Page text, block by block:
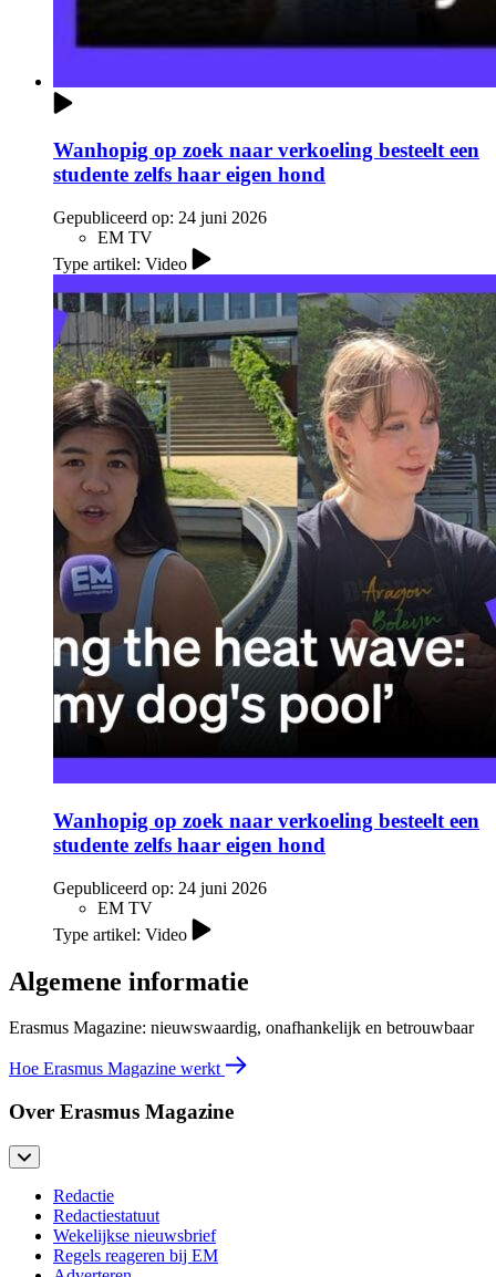
Wanhopig op zoek naar verkoeling besteelt een
studente zelfs haar eigen hond
Gepubliceerd op: 24 juni 2026
EM TV
Type artikel: Video
Wanhopig op zoek naar verkoeling besteelt een
studente zelfs haar eigen hond
Gepubliceerd op: 24 juni 2026
EM TV
Type artikel: Video
Algemene informatie
Erasmus Magazine: nieuwswaardig, onafhankelijk en betrouwbaar
Hoe Erasmus Magazine werkt
Over Erasmus Magazine
Redactie
Redactiestatuut
Wekelijkse nieuwsbrief
Regels reageren bij EM